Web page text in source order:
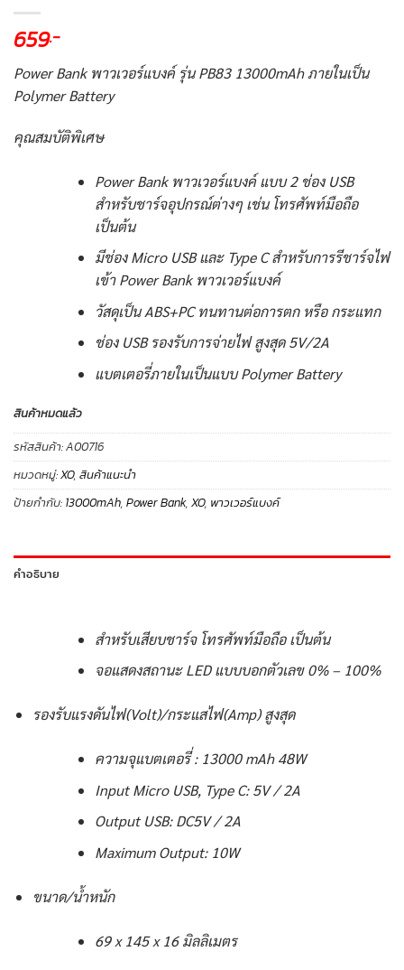
659.-
Power Bank พาวเวอร์แบงค์ รุ่น PB83 13000mAh ภายในเป็น
Polymer Battery
คุณสมบัติพิเศษ
Power Bank พาวเวอร์แบงค์ แบบ 2 ช่อง USB
สำหรับชาร์จอุปกรณ์ต่างๆ เช่น โทรศัพท์มือถือ
เป็นต้น
มีช่อง Micro USB และ Type C สำหรับการรีชาร์จไฟ
เข้า Power Bank พาวเวอร์แบงค์
วัสดุเป็น ABS+PC ทนทานต่อการตก หรือ กระแทก
ช่อง USB รองรับการจ่ายไฟ สูงสุด 5V/2A
แบตเตอรี่ภายในเป็นแบบ Polymer Battery
สินค้าหมดแล้ว
รหัสสินค้า:A00716
หมวดหมู่:XO, สินค้าแนะนำ
ป้ายกำกับ: 13000mAh, Power Bank, XO, พาวเวอร์แบงค์
คำอธิบาย
สำหรับเสียบชาร์จ โทรศัพท์มือถือ เป็นต้น
จอแสดงสถานะ LED แบบบอกตัวเลข 0% – 100%
รองรับแรงดันไฟ(Volt)/กระแสไฟ(Amp) สูงสุด
ความจุแบตเตอรี่ : 13000 mAh 48W
Input Micro USB, Type C: 5V / 2A
Output USB: DC5V / 2A
Maximum Output: 10W
ขนาด/น้ำหนัก
69 x 145 x 16 มิลลิเมตร